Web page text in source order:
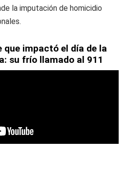
la imputación de homicidio
que impactó el día de la
su frío llamado al 911